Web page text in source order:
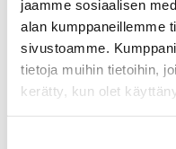
jaamme sosiaalisen
alan kumppaneillemme
sivustoamme.
tietoja muihin tietoihin,
kerätty, kun olet
syntyy
UUTINEN 17.4.2025